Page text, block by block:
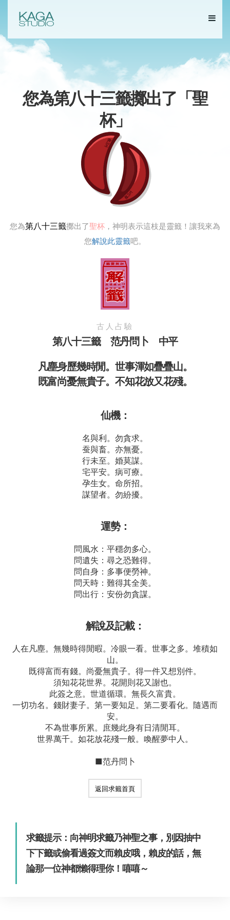
您為第八十三籤擲出了「聖
杯」
您為第八十三籤擲出了聖杯 ，神明表示這枝是靈籤！讓我來為
您解說此靈籤吧。
古人占驗
第八十三籤 范丹問卜 中平
凡塵身歷幾時閒。世事渾如疊疊山。
既富尚憂無貴子。不知花放又花殘。
仙機：
名與利。勿貪求。
蚕與畜。亦無憂。
行未至。婚莫謀。
宅平安。病可療。
孕生女。命所招。
謀望者。勿紛擾。
運勢：
問風水：平穩勿多心。
問遺失：尋之恐難得。
問自身：多事便勞神。
問天時：難得其全美。
問出行：安份勿貪謀。
解說及記載：
人在凡塵。無幾時得閒暇。冷眼一看。世事之多。堆積如
山。
既得富而有錢。尚憂無貴子。得一件又想別件。
須知花花世界。花開則花又謝也。
此簽之意。世道循環。無長久富貴。
一切功名。錢財妻子。第一要知足。第二要看化。隨遇而
安。
不為世事所累。庶幾此身有日清閒耳。
世界萬千。如花放花殘一般。喚醒夢中人。
■范丹問卜
返回求籤首頁
求籤提示：向神明求籤乃神聖之事，別因抽中
下下籤或偷看過簽文而賴皮哦，賴皮的話，無
論那一位神都懶得理你！嘻嘻～